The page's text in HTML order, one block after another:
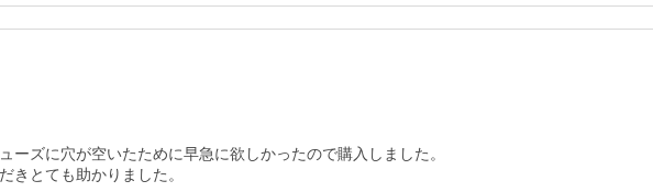
ーズに穴が空いたために早急に欲しかったので購入しました。
きとても助かりました。